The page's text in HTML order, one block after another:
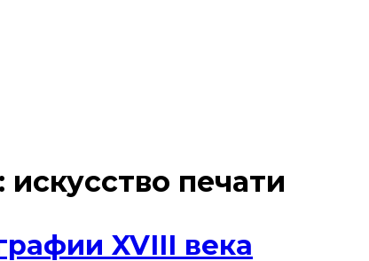
искусство печати
XVIII века